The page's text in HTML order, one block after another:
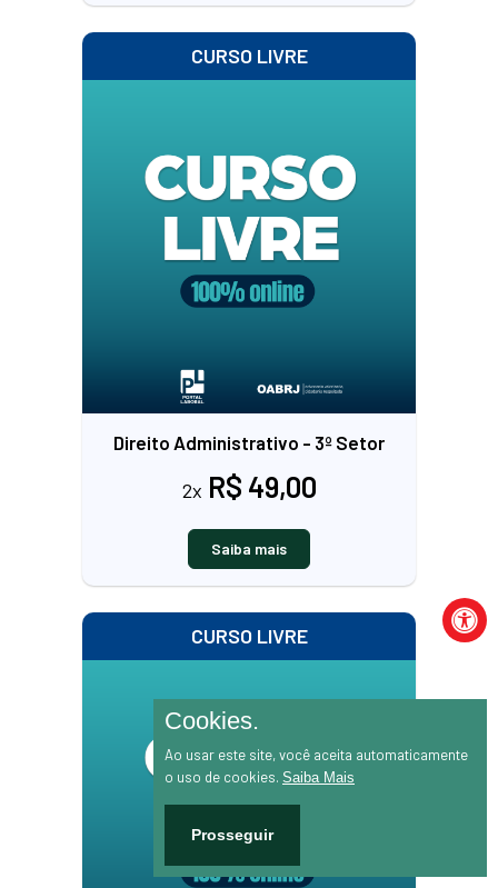
CURSO LIVRE
Direito Administrativo - 3º Setor
2x R$ 49,00
Saiba mais
CURSO LIVRE
Atendimento pelo Whatsapp
Cookies.
Ao usar este site, você aceita automaticamente
o uso de cookies. Saiba Mais
Prosseguir